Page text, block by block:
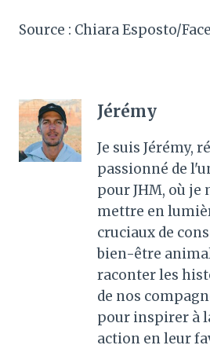
Source : Chiara Esposto/
Jérémy
Je suis Jérémy,
passionné de
pour JHM, où je
mettre en
cruciaux de
bien-être
raconter les
de nos
pour inspirer à
action en leur